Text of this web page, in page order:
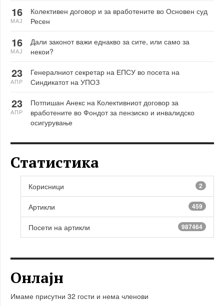
Колективен договор и за вработените во Основен суд
Ресен
16
МАЈ
Дали законот важи еднакво за сите, или само за
некои?
16
МАЈ
Генералниот секретар на ЕПСУ во посета на
Синдикатот на УПОЗ
23
АПР
Потпишан Анекс на Колективниот договор за
вработените во Фондот за пензиско и инвалидско
осигурување
23
АПР
Статистика
Корисници 2
Артикли 459
Посети на артикли 987464
Онлајн
Имаме присутни 32 гости и нема членови